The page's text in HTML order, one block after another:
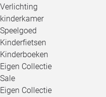
Verlichting
kinderkamer
Speelgoed
Kinderfietsen
Kinderboeken
Eigen Collectie
Sale
Eigen Collectie